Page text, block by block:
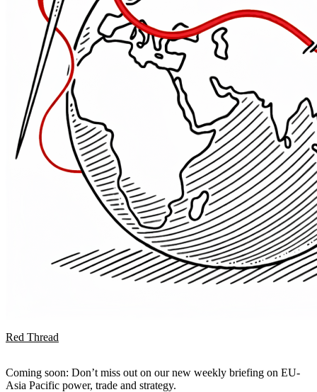
Red Thread
Coming soon: Don’t miss out on our new weekly briefing on EU-
Asia Pacific power, trade and strategy.